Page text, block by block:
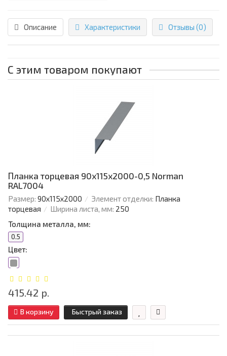
Описание Характеристики Отзывы (0)
С этим товаром покупают
Планка торцевая 90х115х2000-0,5 Norman
RAL7004
Размер: 90х115х2000 Элемент отделки: Планка
торцевая
Ширина листа, мм: 250
Толщина металла, мм:
0.5
Цвет:
415.42 р.
В корзину Быстрый заказ